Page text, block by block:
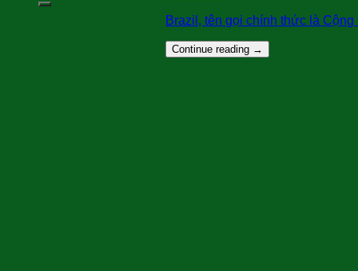
Brazil, tên gọi chính thức là
Continue reading →